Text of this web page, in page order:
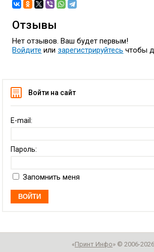
Отзывы
Нет отзывов. Ваш будет первым!
Войдите или зарегистрируйтесь чтобы
Войти на сайт
E-mail:
Пароль:
Запомнить меня
«Принт Инфо» © 2006-2026